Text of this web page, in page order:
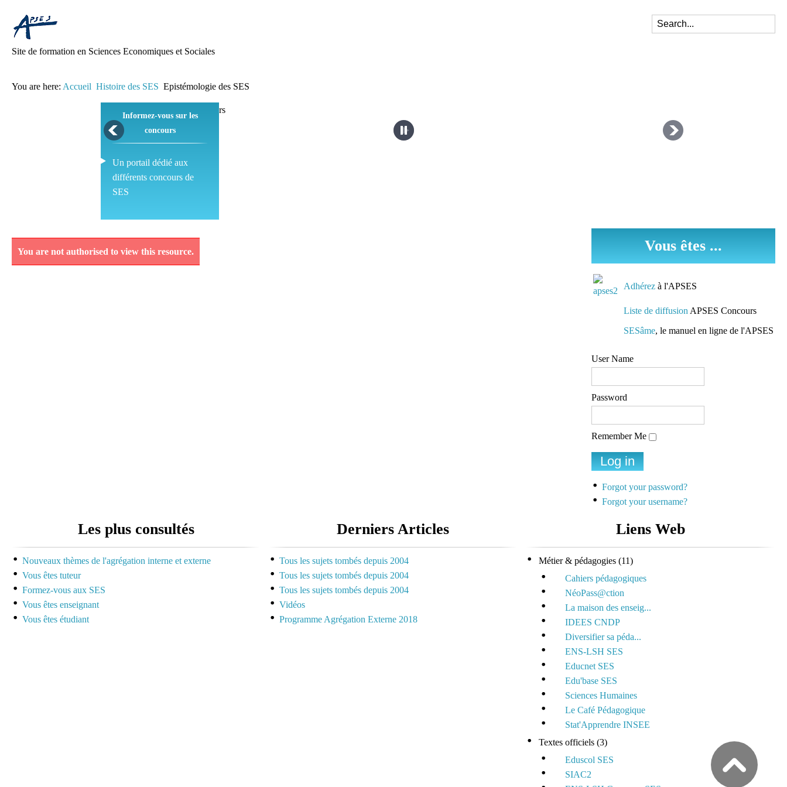
Site de formation en Sciences Economiques et Sociales
You are here: Accueil Histoire des SES Epistémologie des SES
Informez-vous sur les
concours
Un portail dédié aux
différents concours de
SES
Découvrez et analysez
dédiée à la préparation
mutualiser et se motiver
You are not authorised to view this resource. Vous êtes ...
Adhérez à l'APSES
Liste de diffusion APSES Concours
SESâme, le manuel en ligne de l'APSES
User Name
Password
Remember Me
Forgot your password?
Forgot your username?
Les plus consultés
Nouveaux thèmes de l'agrégation interne et externe
Vous êtes tuteur
Formez-vous aux SES
Vous êtes enseignant
Vous êtes étudiant
Derniers Articles
Tous les sujets tombés depuis 2004
Tous les sujets tombés depuis 2004
Tous les sujets tombés depuis 2004
Vidéos
Programme Agrégation Externe 2018
Liens Web
Métier & pédagogies (11)
Cahiers pédagogiques
NéoPass@ction
La maison des enseig...
IDEES CNDP
Diversifier sa péda...
ENS-LSH SES
Educnet SES
Edu'base SES
Sciences Humaines
Le Café Pédagogique
Stat'Apprendre INSEE
Textes officiels (3)
Eduscol SES
SIAC2